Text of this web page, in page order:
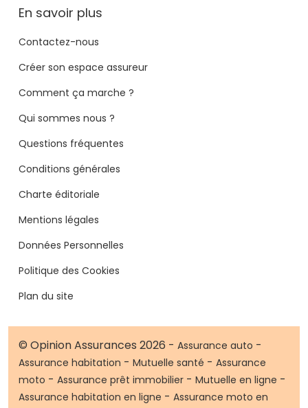
En savoir plus
Contactez-nous
Créer son espace assureur
Comment ça marche ?
Qui sommes nous ?
Questions fréquentes
Conditions générales
Charte éditoriale
Mentions légales
Données Personnelles
Politique des Cookies
Plan du site
© Opinion Assurances 2026 - Assurance auto -
Assurance habitation - Mutuelle santé - Assurance
moto - Assurance prêt immobilier - Mutuelle en ligne -
Assurance habitation en ligne - Assurance moto en